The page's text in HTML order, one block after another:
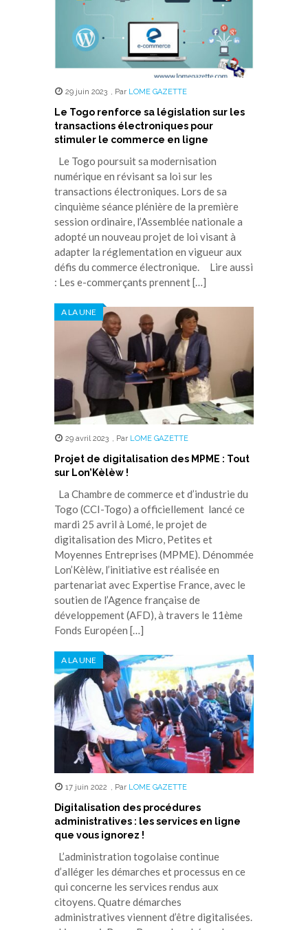
29 juin 2023 Par LOME GAZETTE
Le Togo renforce sa législation sur les
transactions électroniques pour
stimuler le commerce en ligne
Le Togo poursuit sa modernisation
numérique en révisant sa loi sur les
transactions électroniques. Lors de sa
cinquième séance plénière de la première
session ordinaire, l’Assemblée nationale a
adopté un nouveau projet de loi visant à
adapter la réglementation en vigueur aux
défis du commerce électronique. Lire aussi
: Les e-commerçants prennent […]
A LA UNE
29 avril 2023 , Par LOME GAZETTE
Projet de digitalisation des MPME : Tout
sur Lon’Kèlèw !
La Chambre de commerce et d’industrie du
Togo (CCI-Togo) a officiellement lancé ce
mardi 25 avril à Lomé, le projet de
digitalisation des Micro, Petites et
Moyennes Entreprises (MPME). Dénommée
Lon’Kèlèw, l’initiative est réalisée en
partenariat avec Expertise France, avec le
soutien de l’Agence française de
développement (AFD), à travers le 11ème
Fonds Européen […]
A LA UNE
17 juin 2022 , Par LOME GAZETTE
Digitalisation des procédures
administratives : les services en ligne
que vous ignorez !
L’administration togolaise continue
d’alléger les démarches et processus en ce
qui concerne les services rendus aux
citoyens. Quatre démarches
administratives viennent d’être digitalisées.